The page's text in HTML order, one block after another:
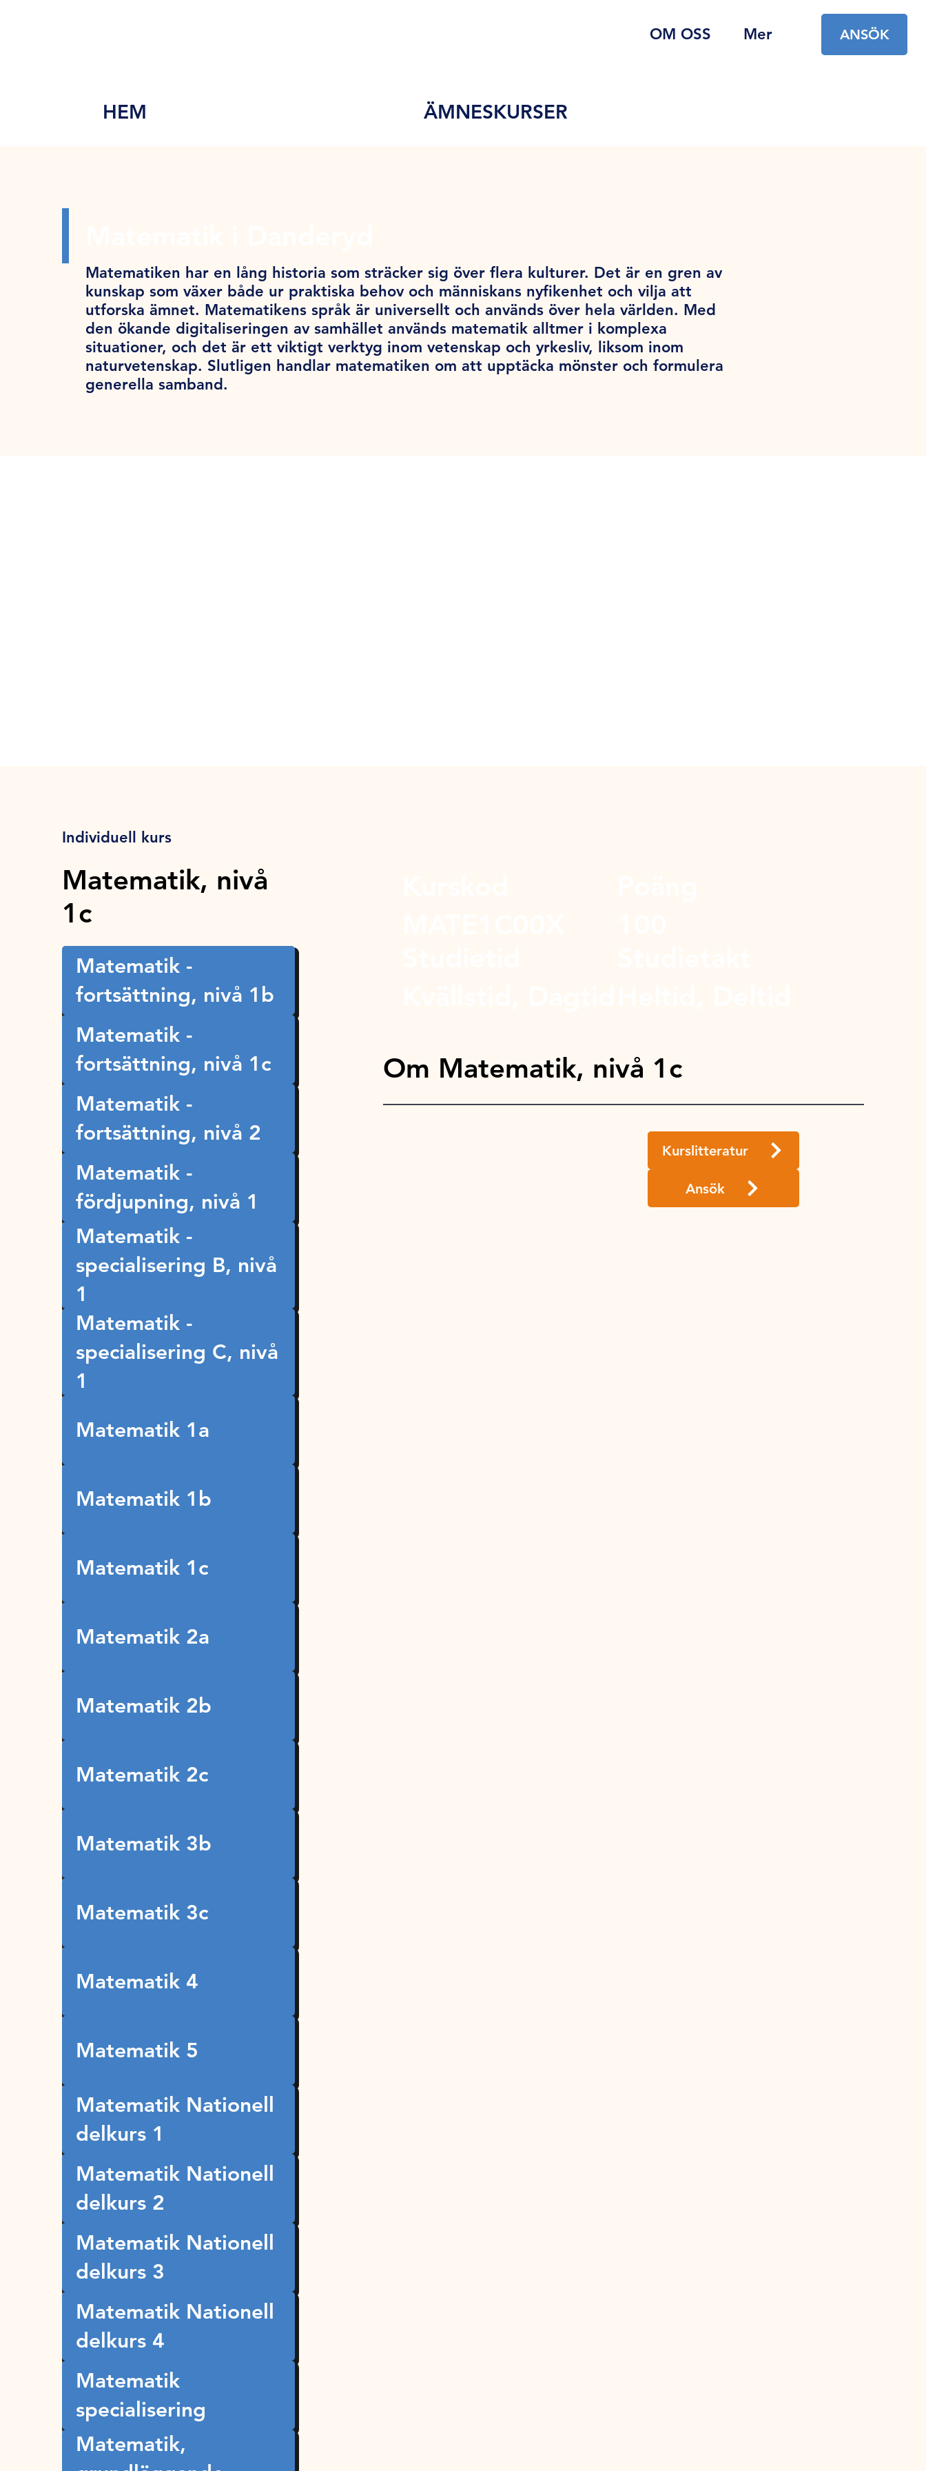
OM OSS Mer ANSÖK
HEM ÄMNESKURSER
Matematiken har en lång historia som sträcker sig över flera kulturer. Det är en gren av
kunskap som växer både ur praktiska behov och människans nyfikenhet och vilja att
utforska ämnet. Matematikens språk är universellt och används över hela världen. Med
den ökande digitaliseringen av samhället används matematik alltmer i komplexa
situationer, och det är ett viktigt verktyg inom vetenskap och yrkesliv, liksom inom
naturvetenskap. Slutligen handlar matematiken om att upptäcka mönster och formulera
generella samband.
Individuell kurs
Matematik, nivå
1c
Matematik -
fortsättning, nivå 1b
Matematik -
fortsättning, nivå 1c
Matematik -
fortsättning, nivå 2
Matematik -
fördjupning, nivå 1
Matematik -
specialisering B, nivå
1
Matematik -
specialisering C, nivå
1
Matematik 1a
Matematik 1b
Matematik 1c
Matematik 2a
Matematik 2b
Matematik 2c
Matematik 3b
Matematik 3c
Matematik 4
Matematik 5
Matematik Nationell
delkurs 1
Matematik Nationell
delkurs 2
Matematik Nationell
delkurs 3
Matematik Nationell
delkurs 4
Matematik
specialisering
Matematik,
Om Matematik, nivå 1c
Kurslitteratur
Ansök